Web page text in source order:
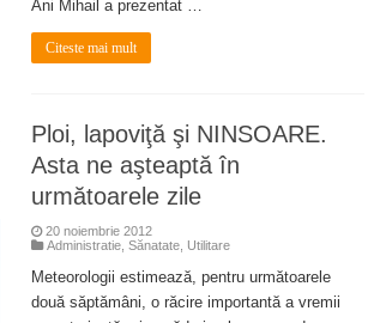
Ani Mihail a prezentat …
Citeste mai mult
Ploi, lapoviţă şi NINSOARE.
Asta ne aşteaptă în
următoarele zile
20 noiembrie 2012
Administratie, Sănatate, Utilitare
Meteorologii estimează, pentru următoarele
două săptămâni, o răcire importantă a vremii